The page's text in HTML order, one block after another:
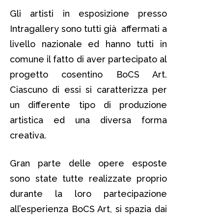
Gli artisti in esposizione presso
Intragallery sono tutti già affermati a
livello nazionale ed hanno tutti in
comune il fatto di aver partecipato al
progetto cosentino BoCS Art.
Ciascuno di essi si caratterizza per
un differente tipo di produzione
artistica ed una diversa forma
creativa.
Gran parte delle opere esposte
sono state tutte realizzate proprio
durante la loro partecipazione
all’esperienza BoCS Art, si spazia dai